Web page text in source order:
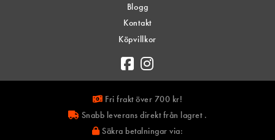
Blogg
Kontakt
Köpvillkor
Fri frakt över 700 kr!
Snabb leverans direkt från lagret .
Säkra betalningar via: